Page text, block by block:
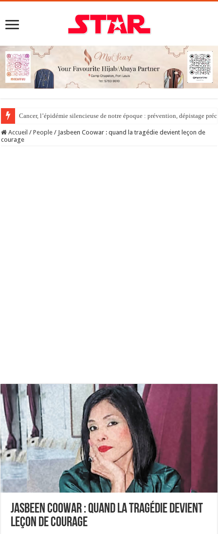
Cancer, l’épidémie silencieuse de notre époque : prévention, dépistage
Accueil / People / Jasbeen Coowar : quand la tragédie devient leçon de
courage
Jasbeen Coowar : quand la tragédie devient
leçon de courage